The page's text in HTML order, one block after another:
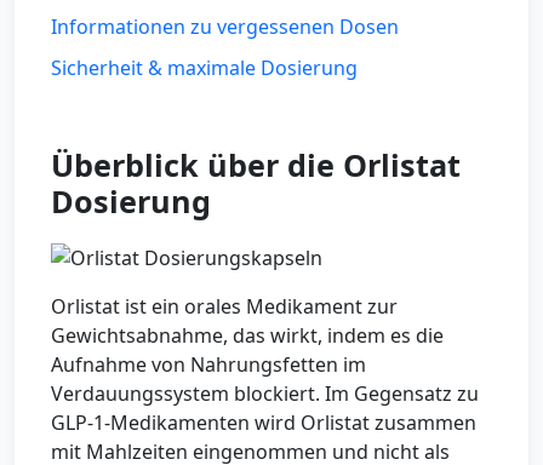
Informationen zu vergessenen Dosen
Sicherheit & maximale Dosierung
Überblick über die Orlistat
Dosierung
Orlistat ist ein orales Medikament zur
Gewichtsabnahme, das wirkt, indem es die
Aufnahme von Nahrungsfetten im
Verdauungssystem blockiert. Im Gegensatz zu
GLP-1-Medikamenten wird Orlistat zusammen
mit Mahlzeiten eingenommen und nicht als